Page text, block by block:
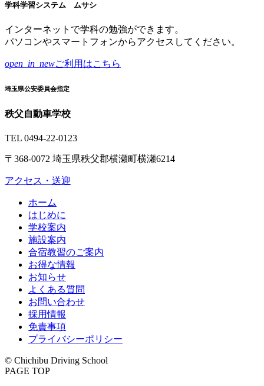
学科学習システム ムサシ
インターネットで学科の勉強ができます。
パソコンやスマートフォンからアクセスしてください。
open_in_newご利用はこちら
コ
テ
ツ
文
先
ペ
ジ
先
へ
る
埼玉県公安委員会指定
秩父自動車学校
TEL 0494-22-0123
〒368-0072 埼玉県秩父郡横瀬町横瀬6214
アクセス・送迎
ホーム
在
の
ペ
ー
ジ
はじめに
学校案内
施設案内
合宿教習のご案内
お得な情報
お知らせ
よくある質問
お問い合わせ
採用情報
免責事項
プライバシーポリシー
© Chichibu Driving School
PAGE TOP